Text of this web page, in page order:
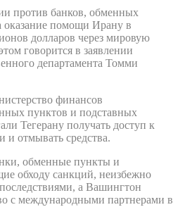
против банков, обменных
оказание помощи Ирану в
долларов через мировую
говорится в заявлении
департамента Томми
финансов
пунктов и подставных
Тегерану получать доступ к
и отмывать средства.
обменные пункты и
обходу санкций, неизбежно
а Вашингтон
с международными партнерами в